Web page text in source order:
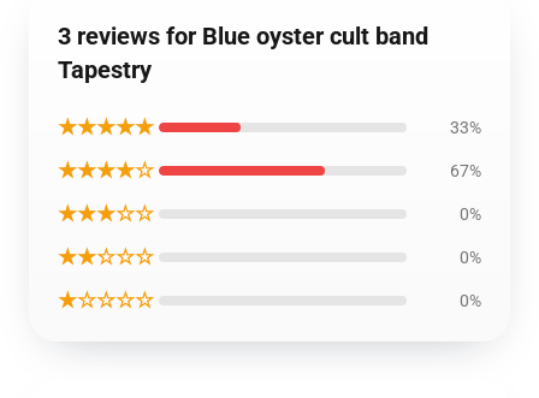
3 reviews for Blue oyster cult band
Tapestry
★★★★★ 33%
★★★★☆ 67%
★★★☆☆ 0%
★★☆☆☆ 0%
★☆☆☆☆ 0%